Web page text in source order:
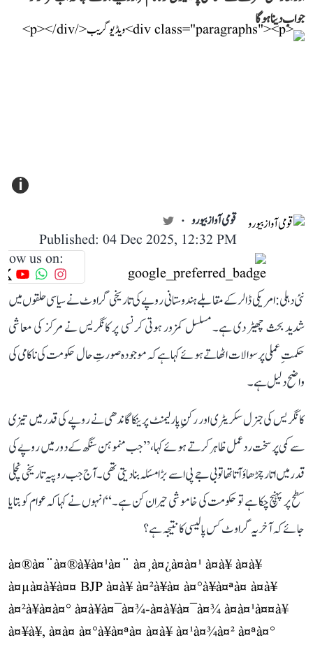
جواب دینا ہوگا
i
قومی آواز بیورو
Published: 04 Dec 2025, 12:32 PM
us on:
نئی دہلی: امریکی ڈالر کے مقابلے ہندوستانی روپے کی تاریخی گراوٹ نے سیاسی حلقوں میں
شدید بحث چھیڑ دی ہے۔ مسلسل کمزور ہوتی کرنسی پر کانگریس نے مرکز کی معاشی
حکمتِ عملی پر سوالات اٹھاتے ہوئے کہا ہے کہ موجودہ صورتِ حال حکومت کی ناکامی کی
واضح دلیل ہے۔
کانگریس کی جنرل سکریٹری اور رکنِ پارلیمنٹ پرینکا گاندھی نے روپے کی قدر میں تیزی
سے کمی پر سخت ردعمل ظاہر کرتے ہوئے کہا، ’’جب منموہن سنگھ کے دور میں روپے کی
قدر میں اتار چڑھاؤ آتا تھا تو بی جے پی اسے بڑا مسئلہ بنا دیتی تھی۔ آج جب روپیہ تاریخی نچلی
سطح پر پہنچ چکا ہے تو حکومت کی خاموشی حیران کن ہے۔‘‘ انہوں نے کہا کہ عوام کو بتایا
جائے کہ آخر یہ گراوٹ کس پالیسی کا نتیجہ ہے؟
à¤®à¤¨à¤®à¥à¤¹à¤¨ à¤¸à¤¿à¤à¤¹ à¤à¥ à¤à¥
à¤µà¤à¥à¤¤ BJP à¤à¥ à¤²à¥à¤ à¤°à¥à¤ªà¤ à¤à¥
à¤²à¥à¤à¤° à¤à¥à¤¯à¤¾-à¤à¥à¤¯à¤¾ à¤à¤¹à¤¤à¥
à¤¥à¥, à¤à¤ à¤°à¥à¤ªà¤ à¤à¥ à¤¹à¤¾à¤² à¤ªà¤°